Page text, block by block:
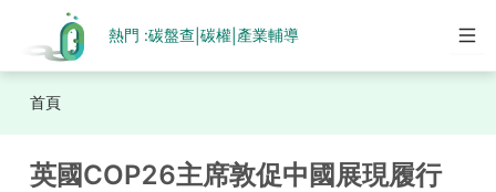
熱門 :碳盤查 碳權| 產業輔導
首頁
英國COP26主席敦促中國展現履行